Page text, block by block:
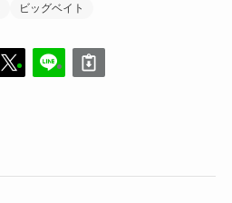
ビッグベイト